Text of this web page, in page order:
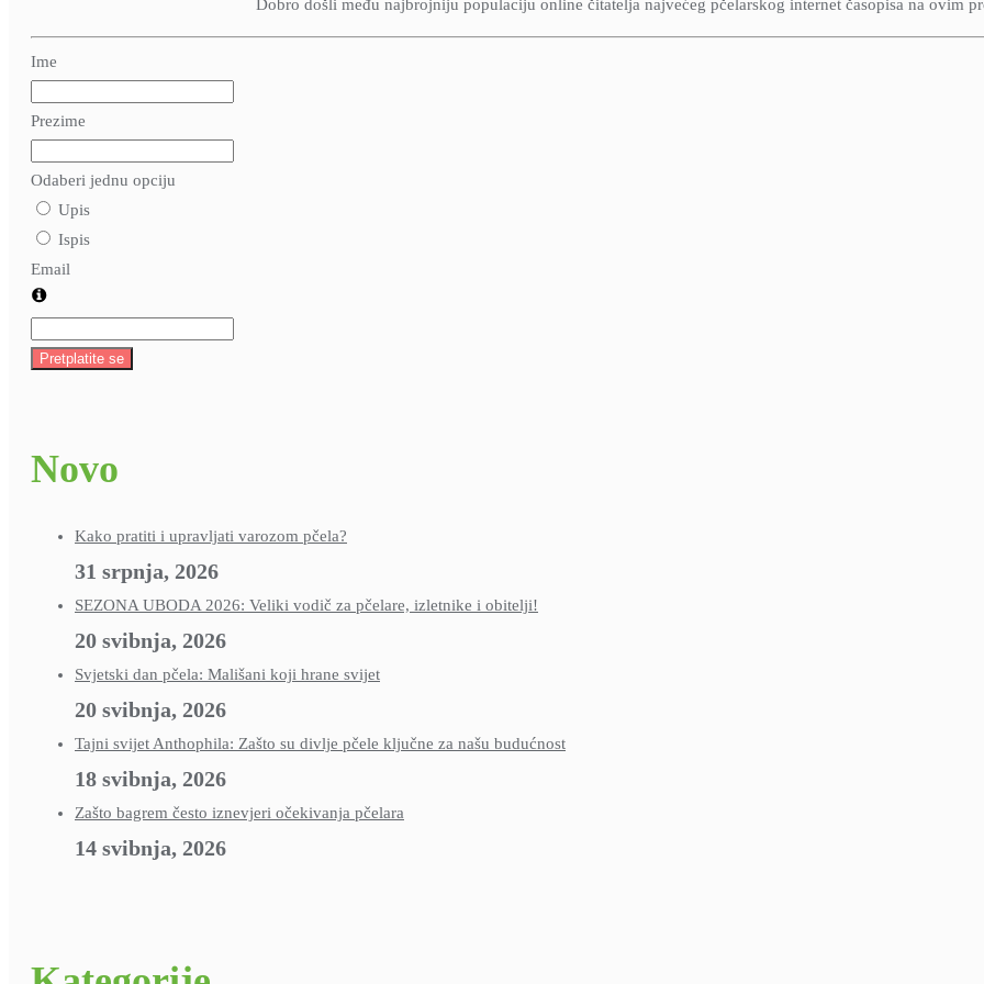
Dobro došli među najbrojniju populaciju online čitatelja najvećeg pčelarskog internet časopisa na ovim
Ime
Prezime
Odaberi jednu opciju
Upis
Ispis
Email
Pretplatite se
Novo
Kako pratiti i upravljati varozom pčela?
31 srpnja, 2026
SEZONA UBODA 2026: Veliki vodič za pčelare, izletnike i obitelji!
20 svibnja, 2026
Svjetski dan pčela: Mališani koji hrane svijet
20 svibnja, 2026
Tajni svijet Anthophila: Zašto su divlje pčele ključne za našu budućnost
18 svibnja, 2026
Zašto bagrem često iznevjeri očekivanja pčelara
14 svibnja, 2026